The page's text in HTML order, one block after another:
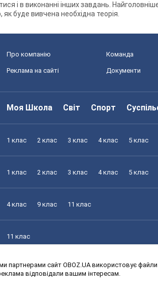
і в виконанні інших завдань.
буде вивчена необхідна теорія.
Про компанію Команда
Реклама на сайті Документи
Моя Школа Світ Спорт
1 клас 2 клас 3 клас 4 клас 5 клас
1 клас 2 клас 3 клас 4 клас 5 клас
4 клас 9 клас 11 клас
11 клас
1 клас 2 клас 3 клас 4 клас 5 клас
партнерами сайт OBOZ.UA використовує
відповідали вашим інтересам.